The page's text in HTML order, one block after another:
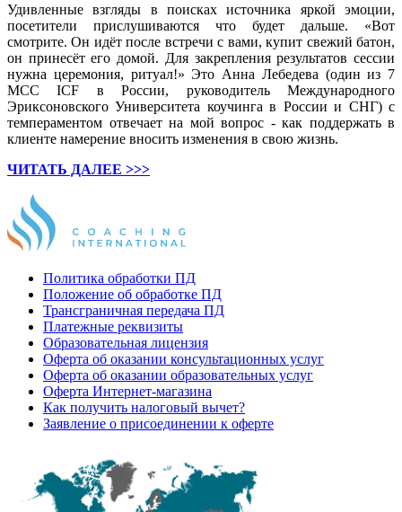
Удивленные взгляды в поисках источника яркой эмоции,
посетители прислушиваются что будет дальше. «Вот
смотрите. Он идёт после встречи с вами, купит свежий батон,
он принесёт его домой. Для закрепления результатов сессии
нужна церемония, ритуал!» Это Анна Лебедева (один из 7
МСС ICF в России, руководитель Международного
Эриксоновского Университета коучинга в России и СНГ) с
темпераментом отвечает на мой вопрос - как поддержать в
клиенте намерение вносить изменения в свою жизнь.
ЧИТАТЬ ДАЛЕЕ >>>
Политика обработки ПД
Положение об обработке ПД
Трансграничная передача ПД
Платежные реквизиты
Образовательная лицензия
Оферта об оказании консультационных услуг
Оферта об оказании образовательных услуг
Оферта Интернет-магазина
Как получить налоговый вычет?
Заявление о присоединении к оферте